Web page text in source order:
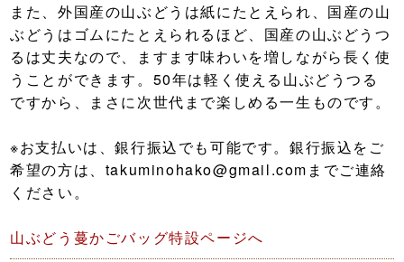
また、外国産の山ぶどうは紙にたとえられ、国産の山
ぶどうはゴムにたとえられるほど、国産の山ぶどうつ
るは丈夫なので、ますます味わいを増しながら長く使
うことができます。50年は軽く使える山ぶどうつる
ですから、まさに次世代まで楽しめる一生ものです。
※お支払いは、銀行振込でも可能です。銀行振込をご
希望の方は、takuminohako@gmail.comまでご連絡
ください。
山ぶどう蔓かごバッグ特設ページへ